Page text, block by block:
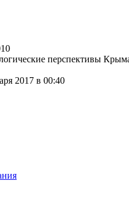
перспективы
2017 в 00:40